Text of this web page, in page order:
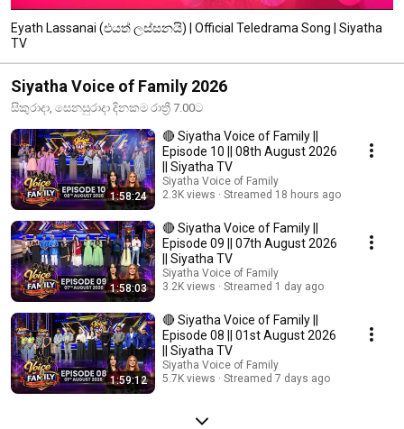
Eyath Lassanai (එයත් ලස්සනයි) | Official Teledrama Song | Siyatha
TV
Siyatha Voice of Family 2026
සිකුරාදා, සෙනසුරාදා දිනකම රාත්‍රී 7.00ට
1:58:24
🔴 Siyatha Voice of Family ||
Episode 10 || 08th August 2026
|| Siyatha TV
Siyatha Voice of Family
2.3K views
Streamed 18 hours ago
1:58:03
🔴 Siyatha Voice of Family ||
Episode 09 || 07th August 2026
|| Siyatha TV
Siyatha Voice of Family
3.2K views
Streamed 1 day ago
1:59:12
🔴 Siyatha Voice of Family ||
Episode 08 || 01st August 2026
|| Siyatha TV
Siyatha Voice of Family
5.7K views
Streamed 7 days ago